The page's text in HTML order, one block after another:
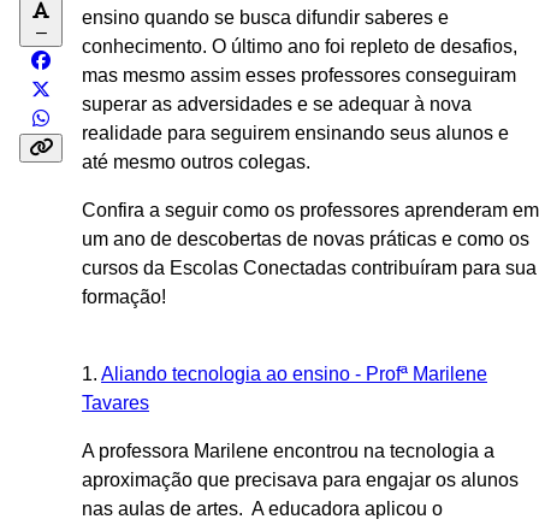
–
ensino quando se busca difundir saberes e
conhecimento. O último ano foi repleto de desafios,
mas mesmo assim esses professores conseguiram
superar as adversidades e se adequar à nova
realidade para seguirem ensinando seus alunos e
até mesmo outros colegas.
Confira a seguir como os professores aprenderam em
um ano de descobertas de novas práticas e como os
cursos da Escolas Conectadas contribuíram para sua
formação!
1. Aliando tecnologia ao ensino - Profª Marilene
Tavares
A professora Marilene encontrou na tecnologia a
aproximação que precisava para engajar os alunos
nas aulas de artes. A educadora aplicou o